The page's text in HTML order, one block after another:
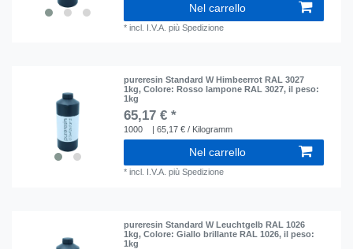
Nel carrello
*incl. I.V.A. piùSpedizione
pureresin Standard W Himbeerrot RAL 3027
1kg, Colore: Rosso lampone RAL 3027, il peso:
1kg
65,17 € *
1000 | 65,17 € / Kilogramm
Nel carrello
*incl. I.V.A. piùSpedizione
pureresin Standard W Leuchtgelb RAL 1026
1kg, Colore: Giallo brillante RAL 1026, il peso:
1kg